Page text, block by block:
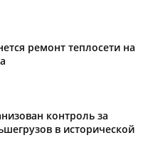
ремонт теплосети на
контроль за
в исторической